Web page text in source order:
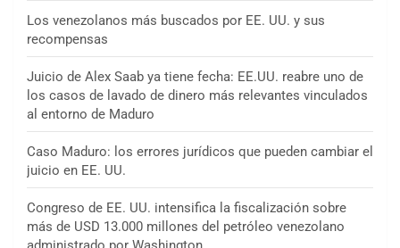
Los venezolanos más buscados por EE. UU. y sus
recompensas
Juicio de Alex Saab ya tiene fecha: EE.UU. reabre uno de
los casos de lavado de dinero más relevantes vinculados
al entorno de Maduro
Caso Maduro: los errores jurídicos que pueden cambiar el
juicio en EE. UU.
Congreso de EE. UU. intensifica la fiscalización sobre
más de USD 13.000 millones del petróleo venezolano